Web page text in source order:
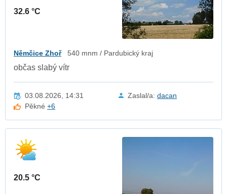
32.6 °C
Němčice Zhoř 540 mnm / Pardubický kraj
občas slabý vítr
03.08.2026, 14:31 Zaslal/a: dacan
Pěkné+6
20.5 °C